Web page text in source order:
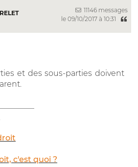
11146 messages
le 09/10/2017 à 10:31
et des sous-parties doivent
c'est quoi ?